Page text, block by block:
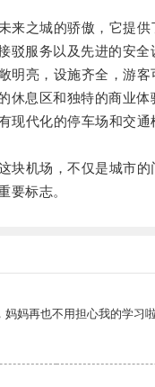
之城的骄傲，它提供
驳服务以及先进的安全
亮，设施齐全，游客
休息区和独特的商业体
代化的停车场和交通
机场，不仅是城市的
要标志。
妈再也不用担心我的学习啦